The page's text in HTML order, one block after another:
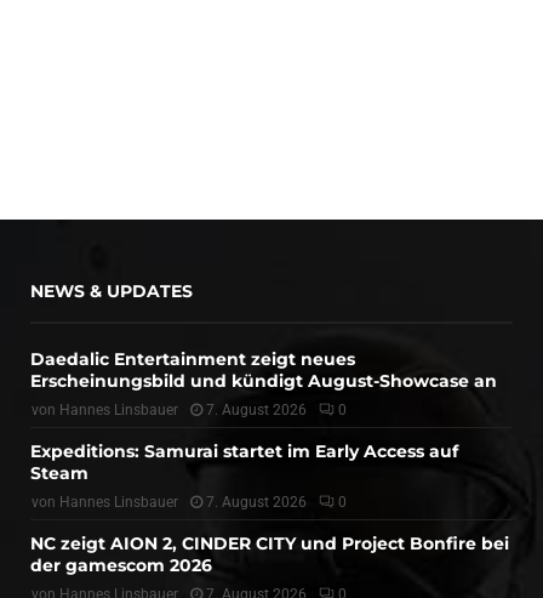
NEWS & UPDATES
Daedalic Entertainment zeigt neues
Erscheinungsbild und kündigt August-Showcase an
von Hannes Linsbauer 7. August 2026 0
Expeditions: Samurai startet im Early Access auf
Steam
von Hannes Linsbauer 7. August 2026 0
NC zeigt AION 2, CINDER CITY und Project Bonfire bei
der gamescom 2026